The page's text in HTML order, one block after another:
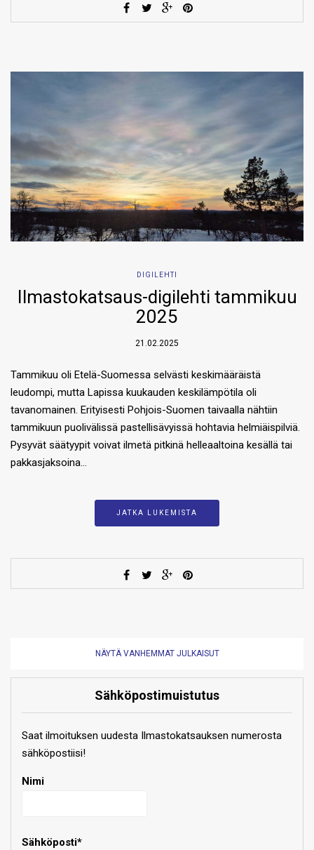
DIGILEHTI
Ilmastokatsaus-digilehti tammikuu
2025
21.02.2025
Tammikuu oli Etelä-Suomessa selvästi keskimääräistä
leudompi, mutta Lapissa kuukauden keskilämpötila oli
tavanomainen. Erityisesti Pohjois-Suomen taivaalla nähtiin
tammikuun puolivälissä pastellisävyissä hohtavia helmiäispilviä.
Pysyvät säätyypit voivat ilmetä pitkinä helleaaltoina kesällä tai
pakkasjaksoina…
JATKA LUKEMISTA
NÄYTÄ VANHEMMAT JULKAISUT
Sähköpostimuistutus
Saat ilmoituksen uudesta Ilmastokatsauksen numerosta
sähköpostiisi!
Nimi
Sähköposti*